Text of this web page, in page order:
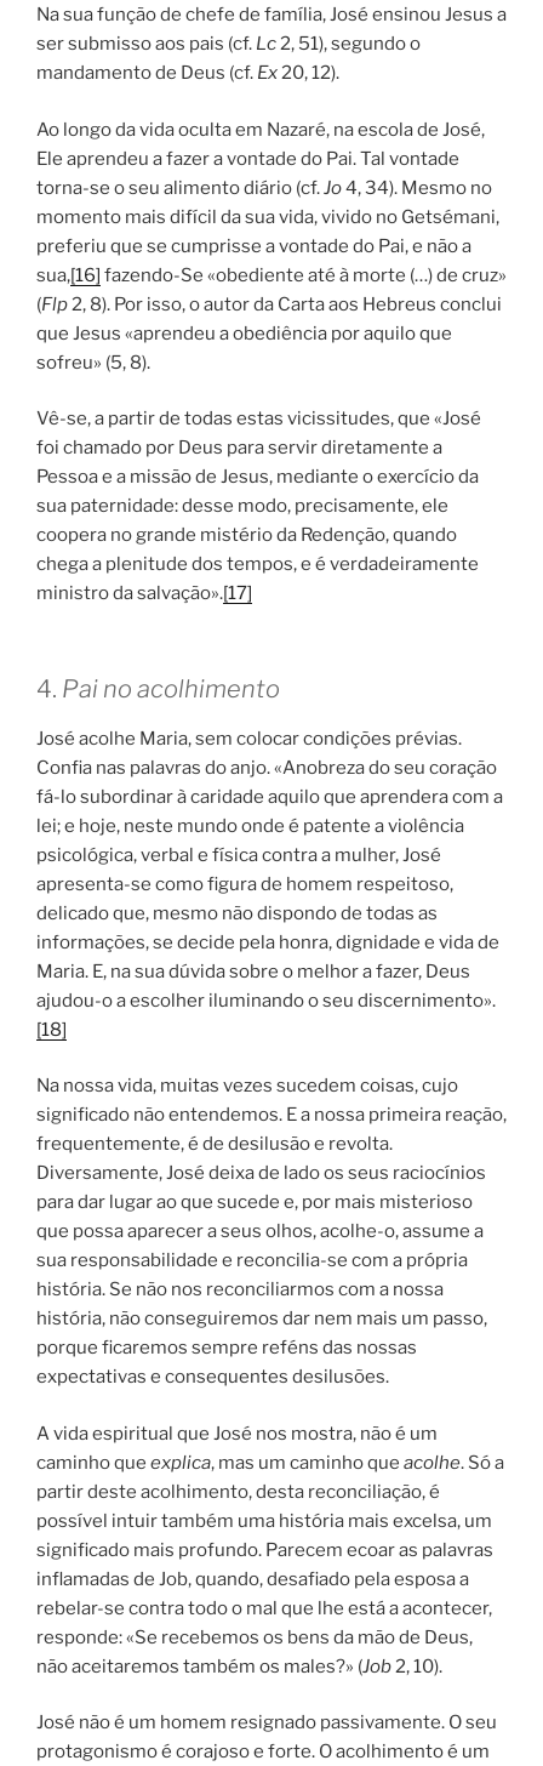
Na sua função de chefe de família, José ensinou Jesus a
ser submisso aos pais (cf. Lc2, 51), segundo o
mandamento de Deus (cf. Ex20, 12).
Ao longo da vida oculta em Nazaré, na escola de José,
Ele aprendeu a fazer a vontade do Pai. Tal vontade
torna-se o seu alimento diário (cf.Jo4, 34). Mesmo no
momento mais difícil da sua vida, vivido no Getsémani,
preferiu que se cumprisse a vontade do Pai, e não a
sua,[16] fazendo-Se «obediente até à morte (…) de cruz»
(Flp2, 8). Por isso, o autor da Carta aos Hebreus conclui
que Jesus «aprendeu a obediência por aquilo que
sofreu» (5, 8).
Vê-se, a partir de todas estas vicissitudes, que «José
foi chamado por Deus para servir diretamente a
Pessoa e a missão de Jesus, mediante o exercício da
sua paternidade: desse modo, precisamente, ele
coopera no grande mistério da Redenção, quando
chega a plenitude dos tempos, e é verdadeiramente
ministro da salvação».[17]
4. Pai no acolhimento
José acolhe Maria, sem colocar condições prévias.
Confia nas palavras do anjo. «Anobreza do seu coração
fá-lo subordinar à caridade aquilo que aprendera com a
lei; e hoje, neste mundo onde é patente a violência
psicológica, verbal e física contra a mulher, José
apresenta-se como figura de homem respeitoso,
delicado que, mesmo não dispondo de todas as
informações, se decide pela honra, dignidade e vida de
Maria. E, na sua dúvida sobre o melhor a fazer, Deus
ajudou-o a escolher iluminando o seu discernimento».
[18]
Na nossa vida, muitas vezes sucedem coisas, cujo
significado não entendemos. E a nossa primeira reação,
frequentemente, é de desilusão e revolta.
Diversamente, José deixa de lado os seus raciocínios
para dar lugar ao que sucede e, por mais misterioso
que possa aparecer a seus olhos, acolhe-o, assume a
sua responsabilidade e reconcilia-se com a própria
história. Se não nos reconciliarmos com a nossa
história, não conseguiremos dar nem mais um passo,
porque ficaremos sempre reféns das nossas
expectativas e consequentes desilusões.
A vida espiritual que José nos mostra, não é um
caminho que explica, mas um caminho que acolhe. Só a
partir deste acolhimento, desta reconciliação, é
possível intuir também uma história mais excelsa, um
significado mais profundo. Parecem ecoar as palavras
inflamadas de Job, quando, desafiado pela esposa a
rebelar-se contra todo o mal que lhe está a acontecer,
responde: «Se recebemos os bens da mão de Deus,
não aceitaremos também os males?» (Job2, 10).
José não é um homem resignado passivamente. O seu
protagonismo é corajoso e forte. O acolhimento é um